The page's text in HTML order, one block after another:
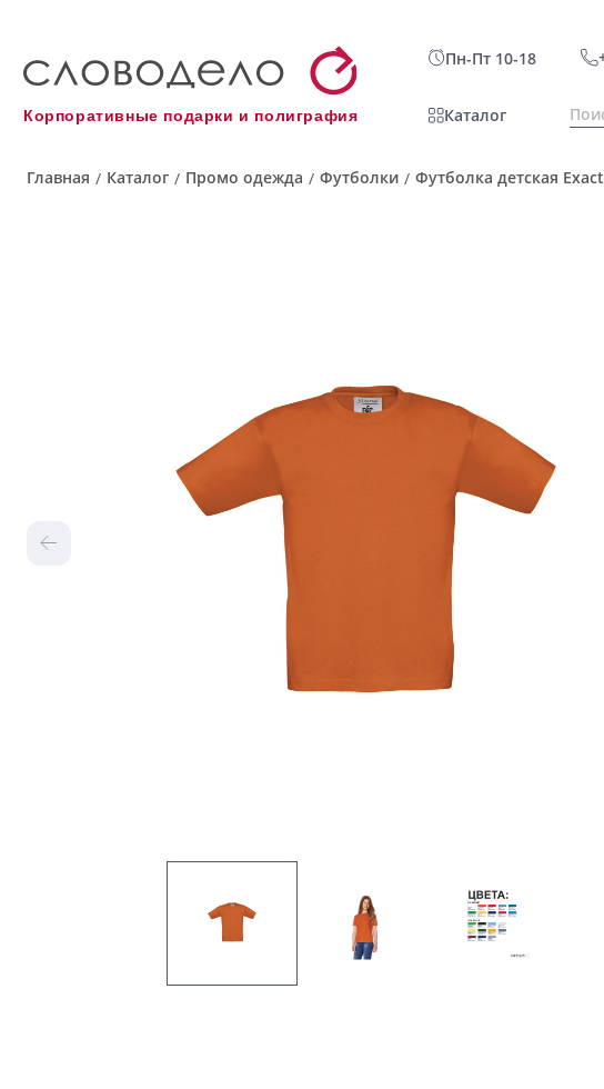
Корпоративные подарки и полиграфия
Пн-Пт 10-18
Каталог
Главная / Каталог / Промо одежда / Футболки / Футболка детская